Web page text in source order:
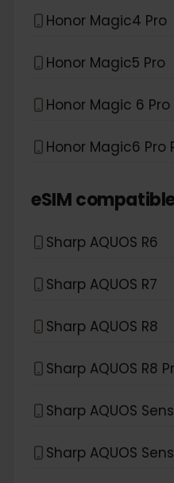
Honor Magic4 Pro
Honor Magic5 Pro
Honor Magic 6 Pro
Honor Magic6 Pro
eSIM
Sharp AQUOS R6
Sharp AQUOS R7
Sharp AQUOS R8
Sharp AQUOS R8
Sharp AQUOS
Sharp AQUOS